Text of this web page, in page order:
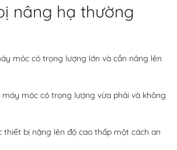
nâng hạ thường
móc có trọng lượng lớn và cần nâng lên
máy móc có trọng lượng vừa phải và không
thiết bị nặng lên độ cao thấp một cách an